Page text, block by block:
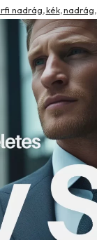
nadrág,kék,nadrág,